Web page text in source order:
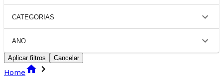
CATEGORIAS
ANO
Aplicar filtros Cancelar
Home